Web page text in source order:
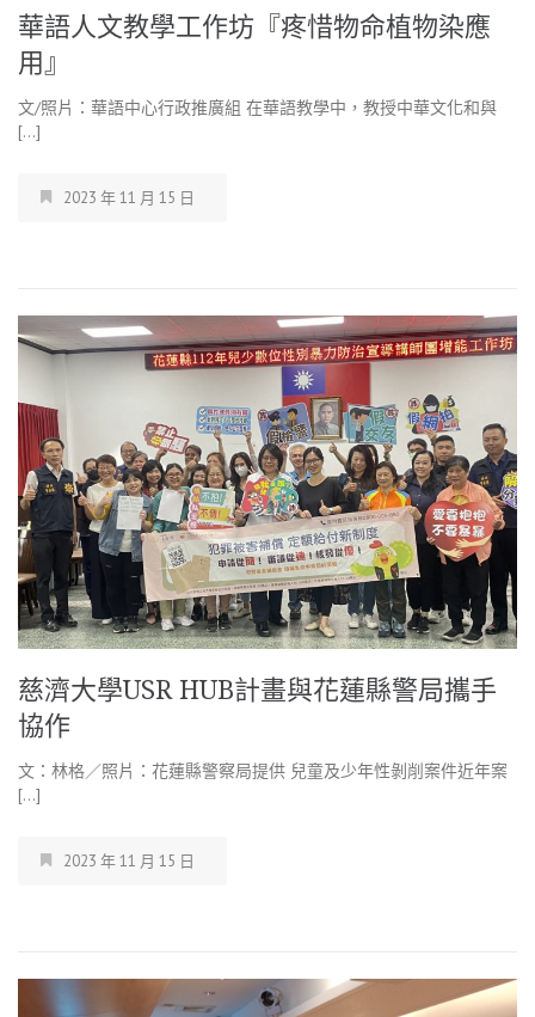
華語人文教學工作坊『疼惜物命植物染應
用』
文/照片：華語中心行政推廣組 在華語教學中，教授中華文化和與
[…]
2023 年 11 月 15 日
慈濟大學USR HUB計畫與花蓮縣警局攜手
協作
文：林格／照片：花蓮縣警察局提供 兒童及少年性剝削案件近年案
[…]
2023 年 11 月 15 日